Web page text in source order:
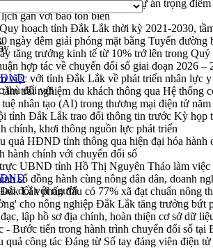
mắc, đẩy nhanh tiến độ các dự án trọng
gắn với bảo tồn biển
hoạch tỉnh Đắk Lắk thời kỳ 2021-2030,
ngày đêm giải phóng mặt bằng Tuyến đường
tăng trưởng kinh tế từ 10% trở lên trong
hợp tác về chuyển đổi số giai đoạn 2026
việc với tỉnh Đắk Lắk về phát triển nhân lực y
trải nghiệm du khách thông qua Hệ thống
nhân tạo (AI) trong thương mại điện tử
tỉnh Đắk Lắk trao đổi thông tin trước Kỳ họp
chính, khơi thông nguồn lực phát triển
quả HĐND tỉnh thông qua hiện đại hóa hành
hành chính với chuyển đổi số
UBND tỉnh Hồ Thị Nguyên Thảo làm việc
số đồng hành cùng nông dân dân, doanh
Lắk phấn đấu có 77% xã đạt chuẩn nông
cho nông nghiệp Đắk Lắk tăng trưởng bứt
lập hồ sơ địa chính, hoàn thiện cơ sở dữ
- Bước tiến trong hành trình chuyển đổi số tại
quả công tác Đảng từ Sổ tay đảng viên điện tử
thù đối với
đối với người